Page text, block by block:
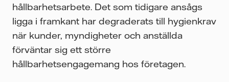
hållbarhetsarbete. Det som tidigare ansågs
ligga i framkant har degraderats till hygienkrav
när kunder, myndigheter och anställda
förväntar sig ett större
hållbarhetsengagemang hos företagen.